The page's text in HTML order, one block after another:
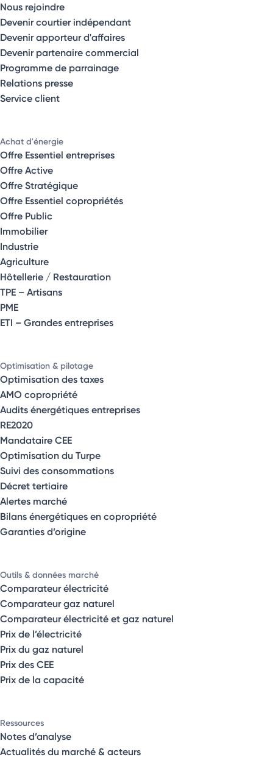
Nous rejoindre
Devenir courtier indépendant
Devenir apporteur d'affaires
Devenir partenaire commercial
Programme de parrainage
Relations presse
Service client
Achat d'énergie
Offre Essentiel entreprises
Offre Active
Offre Stratégique
Offre Essentiel copropriétés
Offre Public
Immobilier
Industrie
Agriculture
Hôtellerie / Restauration
TPE – Artisans
PME
ETI – Grandes entreprises
Optimisation & pilotage
Optimisation des taxes
AMO copropriété
Audits énergétiques entreprises
RE2020
Mandataire CEE
Optimisation du Turpe
Suivi des consommations
Décret tertiaire
Alertes marché
Bilans énergétiques en copropriété
Garanties d’origine
Outils & données marché
Comparateur électricité
Comparateur gaz naturel
Comparateur électricité et gaz naturel
Prix de l’électricité
Prix du gaz naturel
Prix des CEE
Prix de la capacité
Ressources
Notes d’analyse
Actualités du marché & acteurs